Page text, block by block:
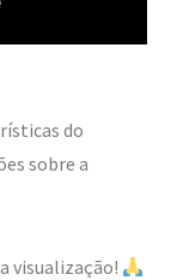
do
sobre a
visualização!